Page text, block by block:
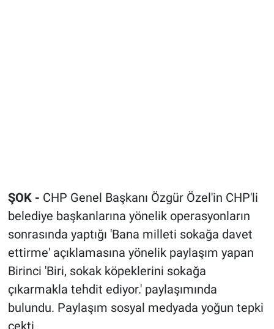
ŞOK - CHP Genel Başkanı Özgür Özel'in CHP'li
belediye başkanlarına yönelik operasyonların
sonrasında yaptığı 'Bana milleti sokağa davet
ettirme' açıklamasına yönelik paylaşım yapan
Birinci 'Biri, sokak köpeklerini sokağa
çıkarmakla tehdit ediyor.' paylaşımında
bulundu. Paylaşım sosyal medyada yoğun tepki
çekti.